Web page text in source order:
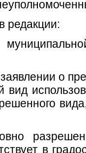
редакции:
о
в